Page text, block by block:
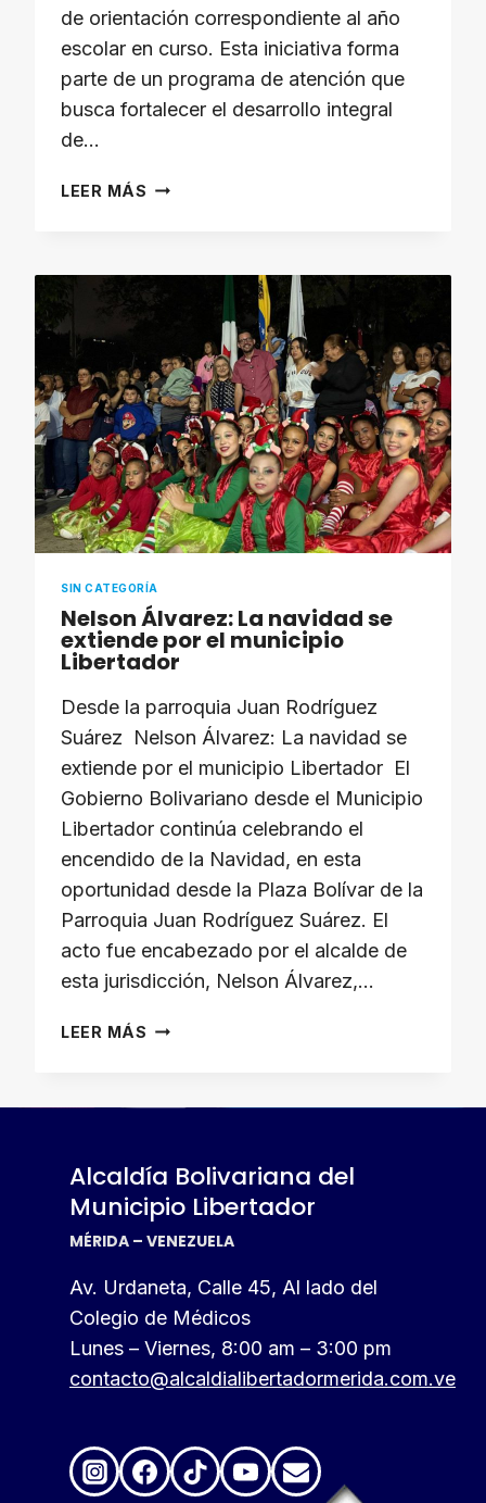
de orientación correspondiente al año
escolar en curso. Esta iniciativa forma
parte de un programa de atención que
busca fortalecer el desarrollo integral
de…
LEER MÁS EL
VALORES
EN
INSTITUCIONES
EDUCATIVAS
DE
LA
PARROQUIA
MILLA
SIN CATEGORÍA
Nelson Álvarez: La navidad se
extiende por el municipio
Libertador
Desde la parroquia Juan Rodríguez
Suárez Nelson Álvarez: La navidad se
extiende por el municipio Libertador El
Gobierno Bolivariano desde el Municipio
Libertador continúa celebrando el
encendido de la Navidad, en esta
oportunidad desde la Plaza Bolívar de la
Parroquia Juan Rodríguez Suárez. El
acto fue encabezado por el alcalde de
esta jurisdicción, Nelson Álvarez,…
LEER MÁS NELSON
POR
EL
MUNICIPIO
LIBERTADOR
Alcaldía Bolivariana del
Municipio Libertador
MÉRIDA – VENEZUELA
Av. Urdaneta, Calle 45, Al lado del
Colegio de Médicos
Lunes – Viernes, 8:00 am – 3:00 pm
contacto@alcaldialibertadormerida.com.ve